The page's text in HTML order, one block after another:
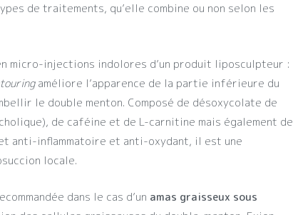
de traitements, qu’elle combine ou non selon les
micro-injections indolores d’un produit liposculpteur :
améliore l’apparence de la partie inférieure du
le double menton. Composé de désoxycolate de
de caféine et de L-carnitine mais également de
anti-inflammatoire et anti-oxydant, il est une
locale.
dans le cas d’un amas graisseux sous